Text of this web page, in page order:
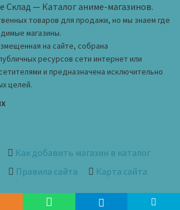
Склад — Каталог аниме-магазинов.
товаров для продажи, но мы знаем где
магазины.
на сайте, собрана
ресурсов сети интернет или
и предназначена исключительно
целей.
Как добавить магазин в каталог
Правила сайта Карта сайта